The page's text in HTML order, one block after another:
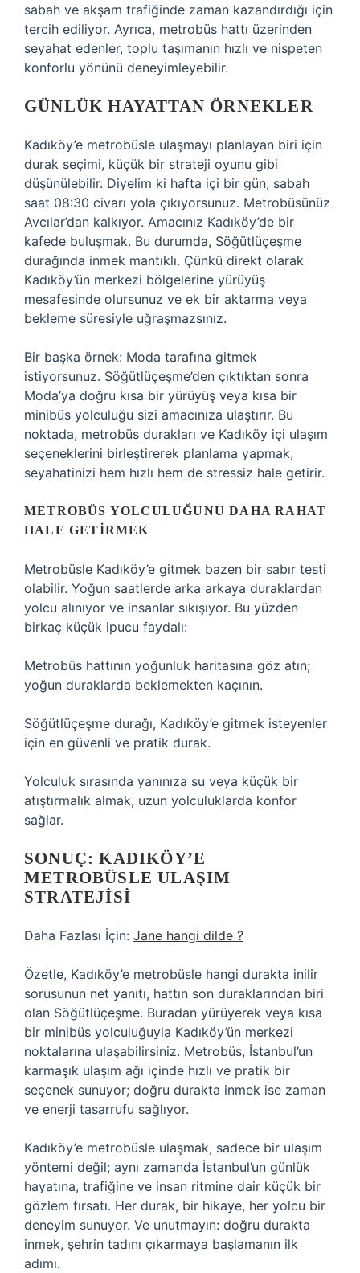
sabah ve akşam trafiğinde zaman kazandırdığı için
tercih ediliyor. Ayrıca, metrobüs hattı üzerinden
seyahat edenler, toplu taşımanın hızlı ve nispeten
konforlu yönünü deneyimleyebilir.
GÜNLÜK HAYATTAN ÖRNEKLER
Kadıköy’e metrobüsle ulaşmayı planlayan biri için
durak seçimi, küçük bir strateji oyunu gibi
düşünülebilir. Diyelim ki hafta içi bir gün, sabah
saat 08:30 civarı yola çıkıyorsunuz. Metrobüsünüz
Avcılar’dan kalkıyor. Amacınız Kadıköy’de bir
kafede buluşmak. Bu durumda, Söğütlüçeşme
durağında inmek mantıklı. Çünkü direkt olarak
Kadıköy’ün merkezi bölgelerine yürüyüş
mesafesinde olursunuz ve ek bir aktarma veya
bekleme süresiyle uğraşmazsınız.
Bir başka örnek: Moda tarafına gitmek
istiyorsunuz. Söğütlüçeşme’den çıktıktan sonra
Moda’ya doğru kısa bir yürüyüş veya kısa bir
minibüs yolculuğu sizi amacınıza ulaştırır. Bu
noktada, metrobüs durakları ve Kadıköy içi ulaşım
seçeneklerini birleştirerek planlama yapmak,
seyahatinizi hem hızlı hem de stressiz hale getirir.
METROBÜS YOLCULUĞUNU DAHA RAHAT
HALE GETIRMEK
Metrobüsle Kadıköy’e gitmek bazen bir sabır testi
olabilir. Yoğun saatlerde arka arkaya duraklardan
yolcu alınıyor ve insanlar sıkışıyor. Bu yüzden
birkaç küçük ipucu faydalı:
Metrobüs hattının yoğunluk haritasına göz atın;
yoğun duraklarda beklemekten kaçının.
Söğütlüçeşme durağı, Kadıköy’e gitmek isteyenler
için en güvenli ve pratik durak.
Yolculuk sırasında yanınıza su veya küçük bir
atıştırmalık almak, uzun yolculuklarda konfor
sağlar.
SONUÇ: KADIKÖY’E
METROBÜSLE ULAŞIM
STRATEJISI
Daha Fazlası İçin: Jane hangi dilde ?
Özetle, Kadıköy’e metrobüsle hangi durakta inilir
sorusunun net yanıtı, hattın son duraklarından biri
olan Söğütlüçeşme. Buradan yürüyerek veya kısa
bir minibüs yolculuğuyla Kadıköy’ün merkezi
noktalarına ulaşabilirsiniz. Metrobüs, İstanbul’un
karmaşık ulaşım ağı içinde hızlı ve pratik bir
seçenek sunuyor; doğru durakta inmek ise zaman
ve enerji tasarrufu sağlıyor.
Kadıköy’e metrobüsle ulaşmak, sadece bir ulaşım
yöntemi değil; aynı zamanda İstanbul’un günlük
hayatına, trafiğine ve insan ritmine dair küçük bir
gözlem fırsatı. Her durak, bir hikaye, her yolcu bir
deneyim sunuyor. Ve unutmayın: doğru durakta
inmek, şehrin tadını çıkarmaya başlamanın ilk
adımı.